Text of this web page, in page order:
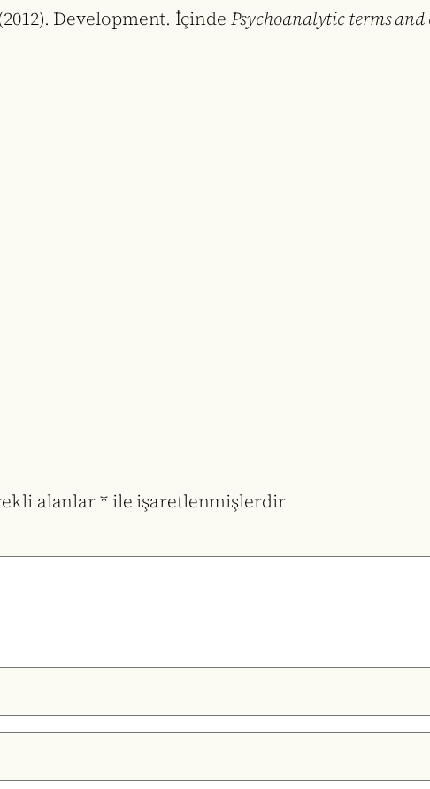
Development. İçinde Psychoanalytic terms and
alanlar*ile işaretlenmişlerdir